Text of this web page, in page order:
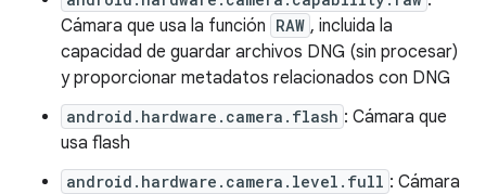
Cámara que usa la función RAW , incluida la
capacidad de guardar archivos DNG (sin procesar)
y proporcionar metadatos relacionados con DNG
android.hardware.camera.flash : Cámara que
usa flash
android.hardware.camera.level.full : Cámara